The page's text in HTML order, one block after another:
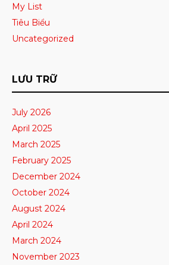
My List
Tiêu Biểu
Uncategorized
LƯU TRỮ
July 2026
April 2025
March 2025
February 2025
December 2024
October 2024
August 2024
April 2024
March 2024
November 2023